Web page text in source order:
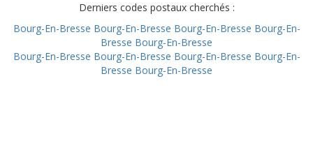
Derniers codes postaux cherchés :
Bourg-En-Bresse Bourg-En-Bresse Bourg-En-Bresse Bourg-En-
Bresse Bourg-En-Bresse
Bourg-En-Bresse Bourg-En-Bresse Bourg-En-Bresse Bourg-En-
Bresse Bourg-En-Bresse